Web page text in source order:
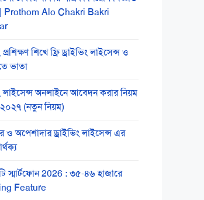
Prothom Alo Chakri Bakri
প্রশিক্ষণ শিখে ফ্রি ড্রাইভিং লাইসেন্স ও
ভাতা
লাইসেন্স অনলাইনে আবেদন করার নিয়ম
(নতুন নিয়ম)
ও অপেশাদার ড্রাইভিং লাইসেন্স এর
স্মার্টফোন 2026 : ৩৫-৪৬ হাজারে
Feature